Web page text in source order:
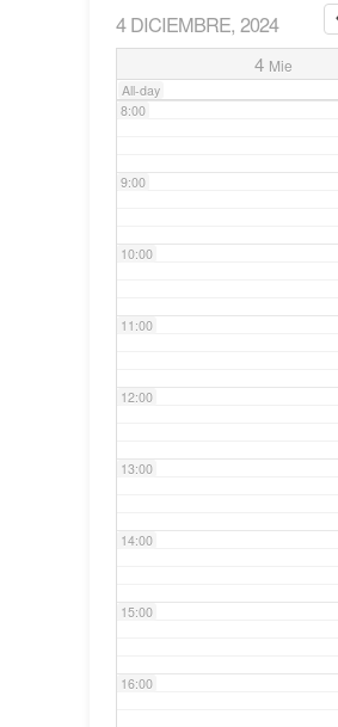
4 DICIEMBRE, 2024
4 Mie
All-day
7:00
8:00
9:00
10:00
11:00
12:00
13:00
14:00
15:00
16:00